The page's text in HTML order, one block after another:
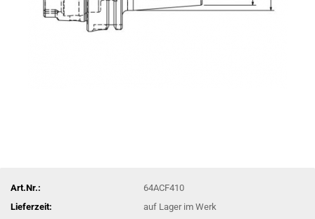
Art.Nr.:
64ACF410
Lieferzeit:
auf Lager im Werk